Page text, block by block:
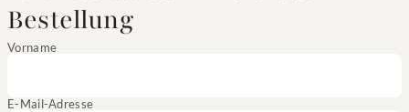
Bestellung
Vorname
E-Mail-Adresse